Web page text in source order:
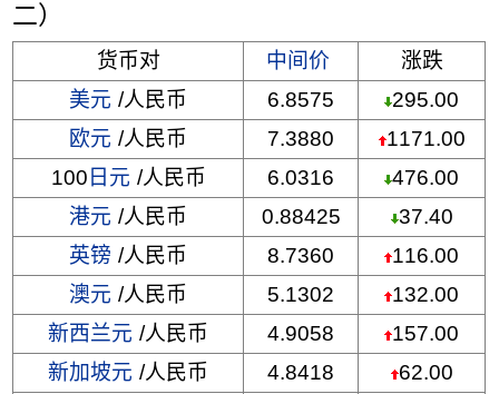
二）
货币对 中间价
涨跌
美元 /人民币 6.8575
295.00
欧元 /人民币 7.3880
1171.00
100 日元 /人民币 6.0316
476.00
港元 /人民币 0.88425
37.40
英镑 /人民币 8.7360
116.00
澳元 /人民币 5.1302
132.00
新西兰元 /人民币 4.9058
157.00
新加坡元 /人民币 4.8418
62.00